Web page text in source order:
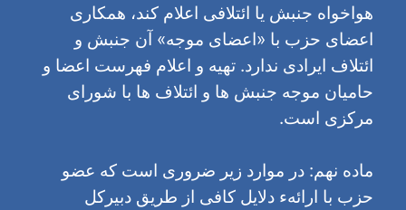
هواخواه جنبش یا ائتلافی اعلام کند، همکاری
اعضای حزب با «اعضای موجه» آن جنبش و
ائتلاف ایرادی ندارد. تهیه و اعلام فهرست اعضا و
حامیان موجه جنبش ها و ائتلاف ها با شورای
مرکزی است.
ماده نهم: در موارد زیر ضروری است که عضو
حزب با ارائهء دلایل کافی از طریق دبیرکل